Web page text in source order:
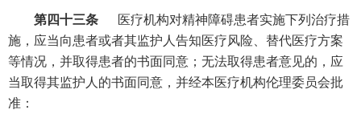
第四十三条
医疗机构对精神障碍患者实施下列治疗措
施，应当向患者或者其监护人告知医疗风险、替代医疗方案
等情况，并取得患者的书面同意；无法取得患者意见的，应
当取得其监护人的书面同意，并经本医疗机构伦理委员会批
准：